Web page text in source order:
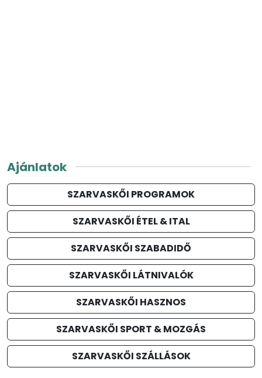
Ajánlatok
SZARVASKŐI PROGRAMOK
SZARVASKŐI ÉTEL & ITAL
SZARVASKŐI SZABADIDŐ
SZARVASKŐI LÁTNIVALÓK
SZARVASKŐI HASZNOS
SZARVASKŐI SPORT & MOZGÁS
SZARVASKŐI SZÁLLÁSOK